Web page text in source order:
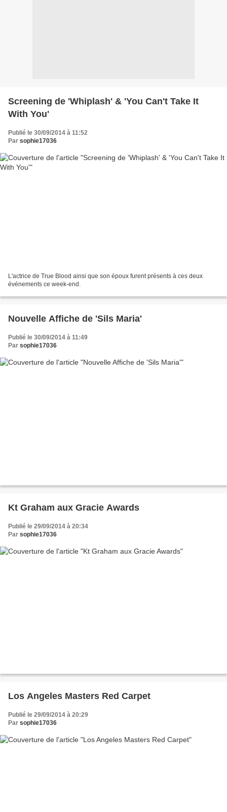
Screening de 'Whiplash' & 'You Can't Take It
With You'
Publié le 30/09/2014 à 11:52
Par sophie17036
L'actrice de True Blood ainsi que son époux furent présents à ces deux
événements ce week-end.
Nouvelle Affiche de 'Sils Maria'
Publié le 30/09/2014 à 11:49
Par sophie17036
Kt Graham aux Gracie Awards
Publié le 29/09/2014 à 20:34
Par sophie17036
Los Angeles Masters Red Carpet
Publié le 29/09/2014 à 20:29
Par sophie17036